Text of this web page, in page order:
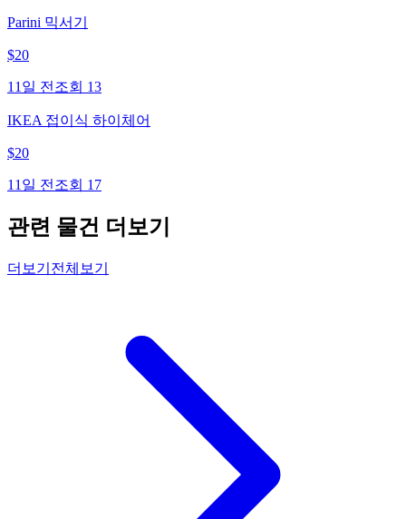
Parini 믹서기
$20
11일 전 조회 13
IKEA 접이식 하이체어
$20
11일 전 조회 17
관련 물건 더보기
더보기 전체보기